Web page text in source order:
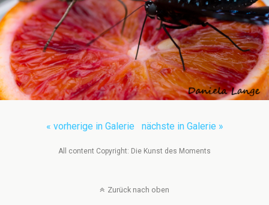
« vorherige in Galerie nächste in Galerie »
All content Copyright: Die Kunst des Moments
Zurück nach oben